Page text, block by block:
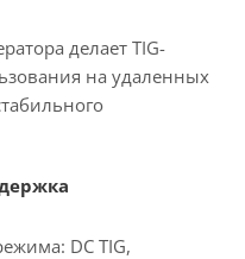
делает TIG-
на удаленных
DC TIG,